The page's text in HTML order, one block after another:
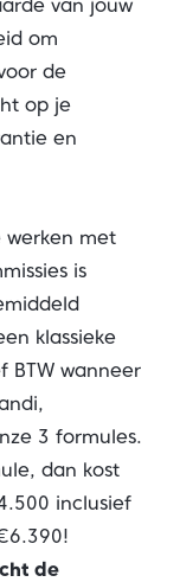
van jouw
om
de
op je
en
werken met
is
klassieke
BTW wanneer
3 formules.
dan kost
inclusief
de